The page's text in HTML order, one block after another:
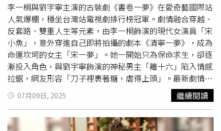
李一桐與劉宇寧主演的古裝劇《書卷一夢》在愛奇藝國際站
人氣爆棚，穩坐台灣站電視劇排行榜冠軍。劇情融合穿越、
反套路、雙重人生等元素，由李一桐飾演的現代女演員「宋
小魚」，意外穿進自己即將拍攝的劇本《清寧一夢》，成為
命運坎坷的女主「宋一夢」。她一開始只為保命求生，卻逐
漸投入角色，與劉宇寧飾演的神秘男主「離十六」陷入情感
拉鋸，網友形容「刀子裡裹著糖，虐得上頭」。最新劇情
中，宋一夢為驗證離十六是否為七皇子南珩，竟以匕首自
傷，觸發劇本中「男主救女主」的設定，使南珩的真實身份
曝光，情節高潮迭起。導演郭虎表示，該劇核心是角色如何
認識真正的自己與彼此，透過宋一夢的成長逐步展開。劇中
07月09日, 2025 繼續閱讀